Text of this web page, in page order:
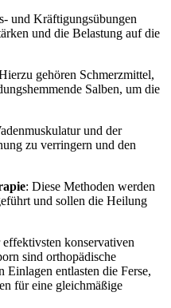
und Kräftigungsübungen
und die Belastung auf die
gehören Schmerzmittel,
Salben, um die
und der
zu verringern und den
: Diese Methoden werden
und sollen die Heilung
effektivsten konservativen
sind orthopädische
Einlagen entlasten die Ferse,
für eine gleichmäßige